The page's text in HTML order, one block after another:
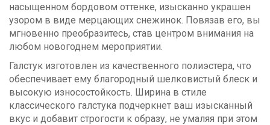
насыщенном бордовом оттенке, изысканно украшен
узором в виде мерцающих снежинок. Повязав его, вы
мгновенно преобразитесь, став центром внимания на
любом новогоднем мероприятии.
Галстук изготовлен из качественного полиэстера, что
обеспечивает ему благородный шелковистый блеск и
высокую износостойкость. Ширина в стиле
классического галстука подчеркнет ваш изысканный
вкус и добавит строгости к образу, не умаляя при этом